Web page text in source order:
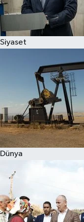
Siyaset
Dünya
Spor
Çocuk
Eğitim
Hava Durumu
Kadın
Kültür Sanat
Sağlık